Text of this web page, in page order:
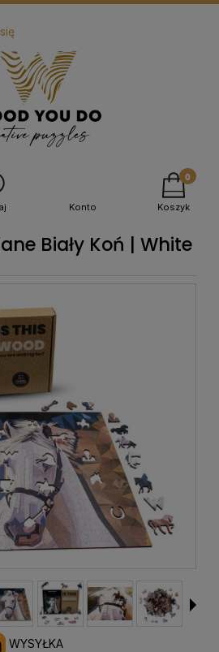
Konto Koszyk
Biały Koń | White
WYSYŁKA